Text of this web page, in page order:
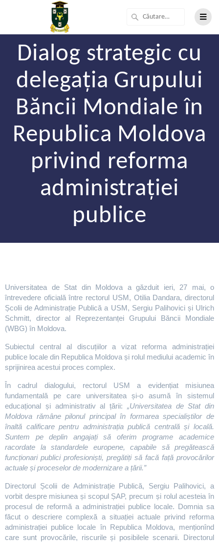
Dialog strategic cu
delegația Grupului
Băncii Mondiale în
Republica Moldova
privind reforma
administrației
publice
Universitatea de Stat din Moldova a găzduit ieri, 27 mai, o
întrevedere oficială între rectorul USM, Otilia Dandara, directorul
Școlii de Administrație Publică a USM, Sergiu Palihovici și Ulrich
Schmitt, director al Reprezentanței Grupului Băncii Mondiale
(WBG) în Moldova.
Subiectul central al discuțiilor a vizat reforma administrației
publice locale din Republica Moldova și rolul mediului academic în
sprijinirea acestui proces complex.
În cadrul dialogului, rectorul USM a evidențiat misiunea
fundamentală pe care universitatea și-o asumă în sistemul
educațional și administrativ al țării: „Universitatea de Stat din
Moldova rămâne pilonul principal în formarea specialiștilor de
înaltă calificare pentru administrația publică centrală și locală.
Suntem pe deplin angajați să oferim programe academice
racordate la standardele europene, capabile să pregătească
funcționari publici profesioniști, pregătiți să facă față provocărilor
actuale și proceselor de modernizare a țării.”
Directorul Școlii de Administrație Publică, Sergiu Palihovici, a
vorbit despre misiunea și scopul ȘAP, precum și rolul acesteia în
procesul de reformă a administrației publice locale. Domnia sa
făcut o descriere complexă a situației actuale privind reforma
administrației publice locale în Republica Moldova, menționînd
care sunt provocările, riscurile și posibilele scenarii. Directorul